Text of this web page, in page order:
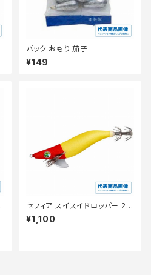
パック おもり 茄子
¥149
セフィア スイスイドロッパー 2.5
号 QS-Z25Y アカミドリ 001
¥1,100